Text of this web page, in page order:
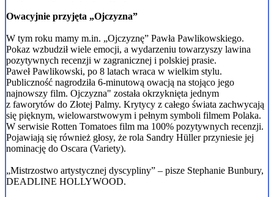
Owacyjnie przyjęta „Ojczyzna”
W tym roku mamy m.in. „Ojczyznę” Pawła Pawlikowskiego.
Pokaz wzbudził wiele emocji, a wydarzeniu towarzyszy lawina
pozytywnych recenzji w zagranicznej i polskiej prasie.
Paweł Pawlikowski, po 8 latach wraca w wielkim stylu.
Publiczność nagrodziła 6-minutową owacją na stojąco jego
najnowszy film. Ojczyzna" została okrzyknięta jednym
z faworytów do Złotej Palmy. Krytycy z całego świata zachwycają
się pięknym, wielowarstwowym i pełnym symboli filmem Polaka.
W serwisie Rotten Tomatoes film ma 100% pozytywnych recenzji.
Pojawiają się również głosy, że rola Sandry Hüller przyniesie jej
nominację do Oscara (Variety).
„Mistrzostwo artystycznej dyscypliny” – pisze Stephanie Bunbury,
DEADLINE HOLLYWOOD.